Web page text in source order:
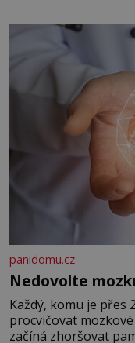
panidomu.cz
Nedovolte
Každý, komu je přes
procvičovat
začíná zhoršovat